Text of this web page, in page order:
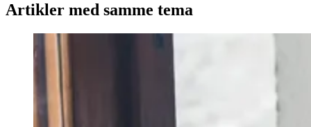
Artikler med samme tema